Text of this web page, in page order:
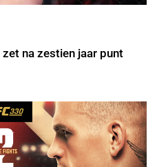
zet na zestien jaar punt